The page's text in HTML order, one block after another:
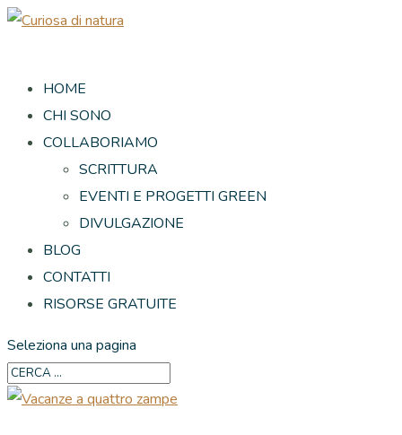
HOME
CHI SONO
COLLABORIAMO
SCRITTURA
EVENTI E PROGETTI GREEN
DIVULGAZIONE
BLOG
CONTATTI
RISORSE GRATUITE
Seleziona una pagina